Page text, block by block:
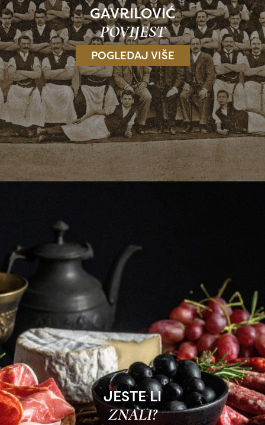
GAVRILOVIĆ
POVIJEST
POGLEDAJ VIŠE
JESTE LI
ZNALI?